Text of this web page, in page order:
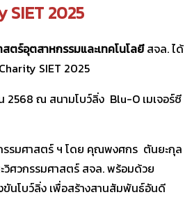
SIET 2025
ตร์อุตสาหกรรมและเทคโนโลยีสจล. ได้
SIET 2025
2568 ณ สนามโบว์ลิ่ง Blu-O เมเจอร์ซี
รรมศาสตร์ ฯ โดย คุณพงศกร ตันยะกุล
ศวกรรมศาสตร์ สจล. พร้อมด้วย
ขันโบว์ลิ่ง เพื่อสร้างสานสัมพันธ์อันดี